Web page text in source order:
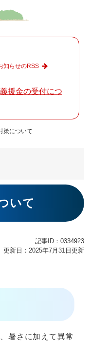
援金の受付につ
知らせのRSS
策について
いて
記事ID：0334923
更新日：2025年7月31日更新
暑さに加えて異常